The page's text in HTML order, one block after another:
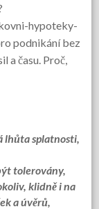
hypoteky-
podnikání bez
a času. Proč,
lhůta splatnosti,
tolerovány,
klidně i na
a úvěrů,